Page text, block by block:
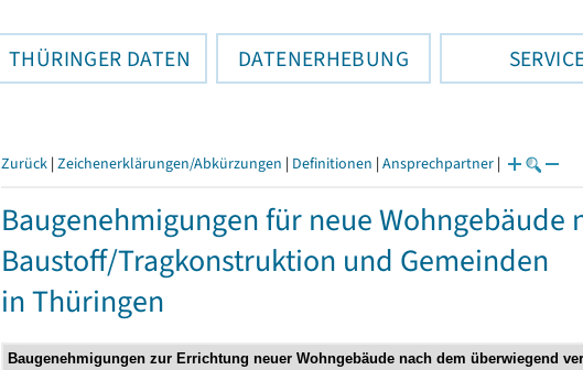
THÜRINGER DATEN DATENERHEBUNG
Zurück | Zeichenerklärungen/Abkürzungen | Definitionen | Ansprechpartner |
Baugenehmigungen für neue
Baustoff/Tragkonstruktion und Gemeinden
in Thüringen